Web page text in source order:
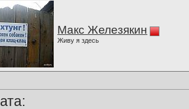
Макс Железякин
Живу я здесь